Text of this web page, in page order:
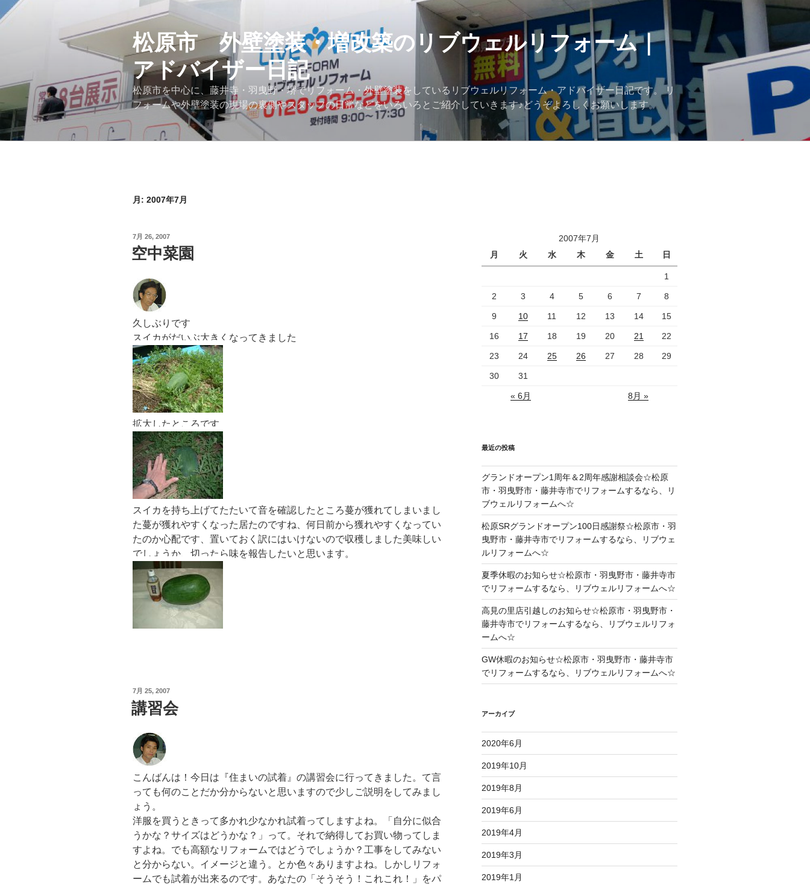
ン
キ
プ
松原市 外壁塗装・増改築のリブウェルリフォーム｜
アドバイザー日記
松原市を中心に、藤井寺・羽曳野・堺でリフォーム・外壁塗装をしているリブウェルリフォーム・アドバイザー日記です。 リ
フォームや外壁塗装の現場の裏側やスタッフの日常などをいろいろとご紹介していきます♪どうぞよろしくお願いします。
月: 2007年7月
投
稿
日:
7月 26, 2007
空中菜園
久しぶりです
スイカがだいぶ大きくなってきました
拡大したところです
スイカを持ち上げてたたいて音を確認したところ蔓が獲れてしまいまし
た蔓が獲れやすくなった居たのですね、何日前から獲れやすくなってい
たのか心配です、置いておく訳にはいけないので収穫しました美味しい
でしょうか、切ったら味を報告したいと思います。
投
稿
日:
7月 25, 2007
講習会
こんばんは！今日は『住まいの試着』の講習会に行ってきました。て言
っても何のことだか分からないと思いますので少しご説明をしてみまし
ょう。
洋服を買うときって多かれ少なかれ試着ってしますよね。「自分に似合
うかな？サイズはどうかな？」って。それで納得してお買い物ってしま
すよね。でも高額なリフォームではどうでしょうか？工事をしてみない
と分からない。イメージと違う。とか色々ありますよね。しかしリフォ
ームでも試着が出来るのです。あなたの「そうそう！これこれ！」をパ
2007年7月
月
火 水 木 金 土 日
1
2 3 4 5 6 7 8
9 10 11 12 13 14 15
16 17 18 19 20 21 22
23 24 25 26 27 28 29
30 31
« 6月 8月 »
最近の投稿
グランドオープン1周年＆2周年感謝相談会☆松原
市・羽曳野市・藤井寺市でリフォームするなら、リ
ブウェルリフォームへ☆
松原SRグランドオープン100日感謝祭☆松原市・羽
曳野市・藤井寺市でリフォームするなら、リブウェ
ルリフォームへ☆
夏季休暇のお知らせ☆松原市・羽曳野市・藤井寺市
でリフォームするなら、リブウェルリフォームへ☆
高見の里店引越しのお知らせ☆松原市・羽曳野市・
藤井寺市でリフォームするなら、リブウェルリフォ
ームへ☆
GW休暇のお知らせ☆松原市・羽曳野市・藤井寺市
でリフォームするなら、リブウェルリフォームへ☆
アーカイブ
2020年6月
2019年10月
2019年8月
2019年6月
2019年4月
2019年3月
2019年1月